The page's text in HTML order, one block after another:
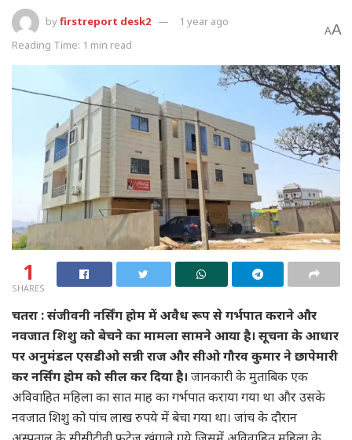
byfirstreport desk2
1 year ago
Reading Time: 1 min read
AA
1
SHARES
चतरा : संजीवनी नर्सिंग होम में अवैध रूप से गर्भपात कराने और
नवजात शिशु को बेचने का मामला सामने आया है। सूचना के आधार
पर अनुमंडल एसडीओ सन्नी राज और सीओ गौरव कुमार ने छापेमारी
कर नर्सिंग होम को सील कर दिया है। जानकारी के मुताबिक एक
अविवाहित महिला का सात माह का गर्भपात कराया गया था और उसके
नवजात शिशु को पांच लाख रुपये में बेचा गया था। जांच के दौरान